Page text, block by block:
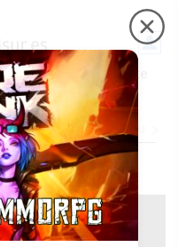
Fábrica de botellas
HuelvaGranadaCórdoba